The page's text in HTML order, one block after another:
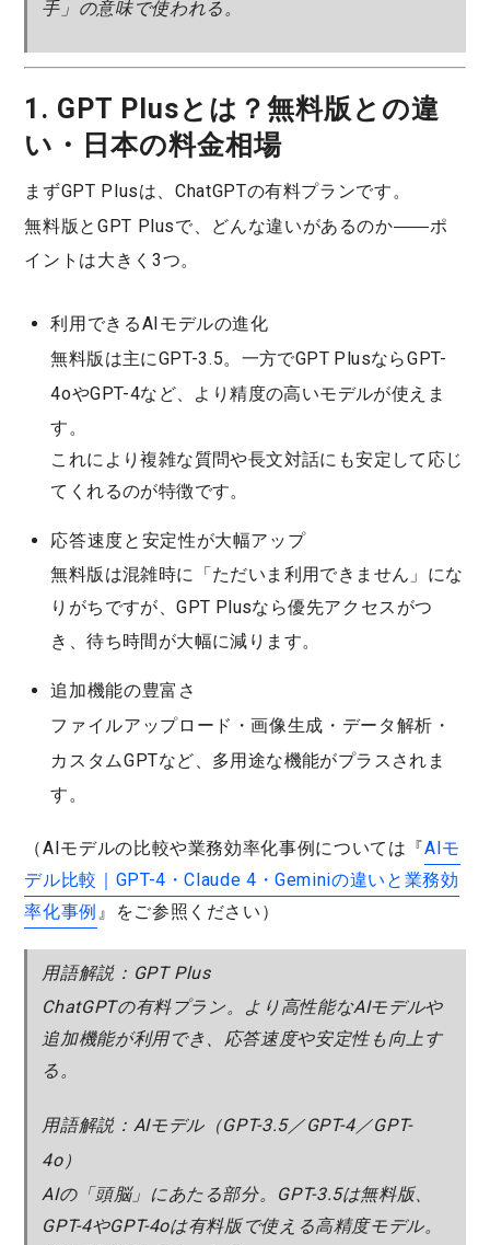
手」の意味で使われる。
1. GPT Plusとは？無料版との違
い・日本の料金相場
まずGPT Plusは、ChatGPTの有料プランです。
無料版 と GPT Plusで、どんな違いがあるのか――ポ
イントは大きく3つ。
利用できるAIモデルの進化
無料版は主にGPT-3.5。一方でGPT PlusならGPT-
4oやGPT-4など、より精度の高いモデルが使えま
す。
これにより複雑な質問や長文対話にも安定して応じ
てくれるのが特徴です。
応答速度と安定性が大幅アップ
無料版は混雑時に「ただいま利用できません」にな
りがちですが、GPT Plusなら優先アクセス がつ
き、待ち時間が大幅に減ります。
追加機能の豊富さ
ファイルアップロード・画像生成・データ解析・
カスタムGPTなど、多用途な機能がプラスされま
す。
（AIモデルの比較や業務効率化事例については『AIモ
デル比較｜GPT-4・Claude 4・Geminiの違いと業務効
率化事例 』をご参照ください）
用語解説：GPT Plus
ChatGPTの有料プラン。より高性能なAIモデルや
追加機能が利用でき、応答速度や安定性も向上す
る。
用語解説：AIモデル（GPT-3.5／GPT-4／GPT-
4o）
AIの「頭脳」にあたる部分。GPT-3.5は無料版、
GPT-4やGPT-4oは有料版で使える高精度モデル。